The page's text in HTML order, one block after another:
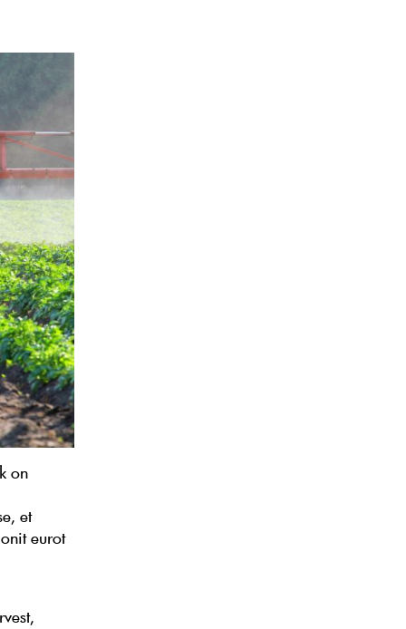
on
et
eurot